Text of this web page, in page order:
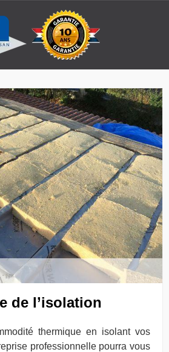
de l’isolation
thermique en isolant vos
professionnelle pourra vous